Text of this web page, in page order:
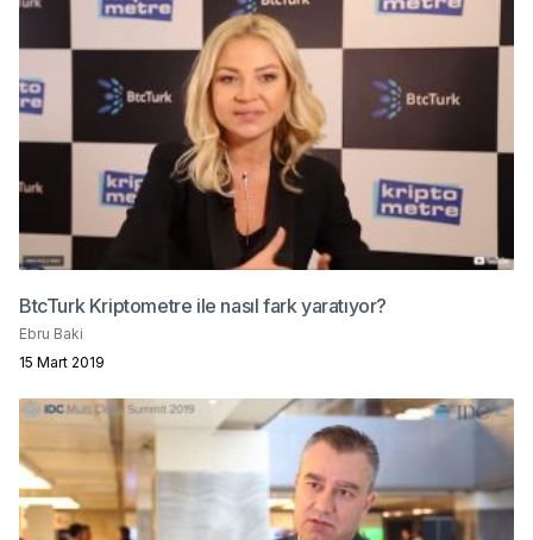
BtcTurk Kriptometre ile nasıl fark yaratıyor?
Ebru Baki
15 Mart 2019